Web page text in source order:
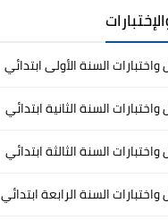
السنة الأولى ابتدائي
السنة الثانية ابتدائي
السنة الثالثة ابتدائي
السنة الرابعة ابتدائي